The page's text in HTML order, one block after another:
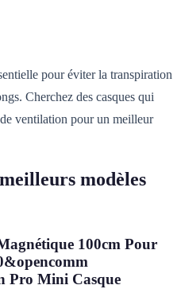
pour éviter la transpiration
Cherchez des casques qui
ventilation pour un meilleur
modèles
100cm Pour
Pro Mini Casque